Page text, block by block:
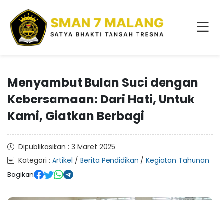
Menyambut Bulan Suci dengan
Kebersamaan: Dari Hati, Untuk
Kami, Giatkan Berbagi
Dipublikasikan : 3 Maret 2025
Kategori : Artikel / Berita Pendidikan / Kegiatan Tahunan
Bagikan